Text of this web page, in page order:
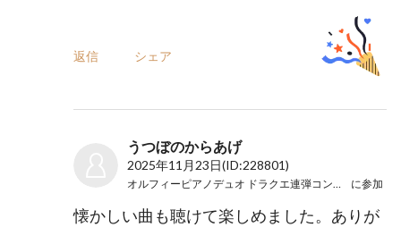
返信 シェア
うつぼのからあげ
2025年11月23日(ID:228801)
オルフィーピアノデュオ ドラクエ連弾コンサートＳ に参加
懐かしい曲も聴けて楽しめました。ありが